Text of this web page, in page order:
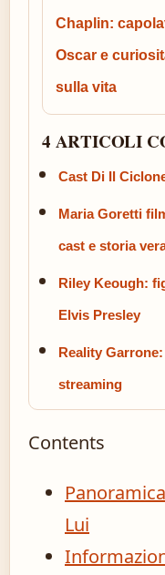
Chaplin:
Oscar e
sulla vita
4 ARTICOLI
Cast Di Il
Maria Goretti
cast e storia
Riley Keough:
Elvis Presley
Reality
streaming
Contents
Lui